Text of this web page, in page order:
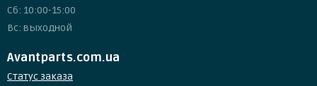
Сб: 10:00-15:00
Вс: выходной
Avantparts.com.ua
Статус заказа